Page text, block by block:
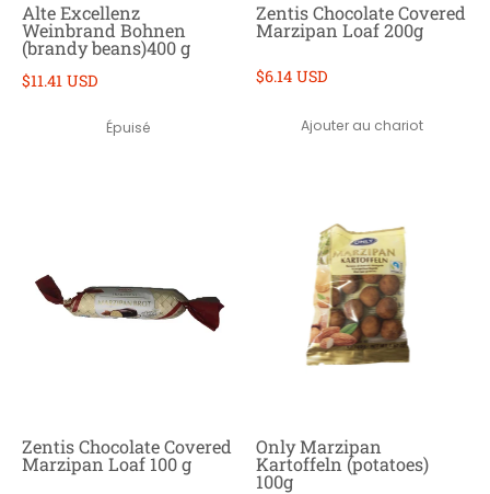
Alte Excellenz
Weinbrand Bohnen
(brandy beans)400 g
$11.41 USD
Épuisé
Zentis Chocolate Covered
Marzipan Loaf 200g
$6.14 USD
Ajouter au chariot
Zentis Chocolate Covered
Marzipan Loaf 100 g
Only Marzipan
Kartoffeln (potatoes)
100g